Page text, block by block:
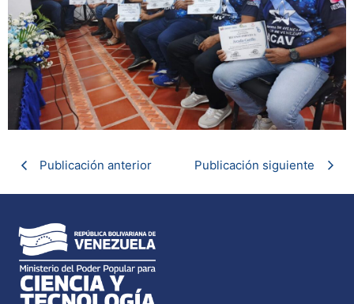
Publicación anterior Publicación siguiente